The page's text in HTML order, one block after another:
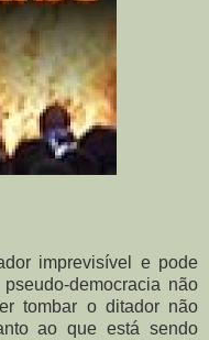
imprevisível e pode
democracia não
tombar o ditador não
ao que está sendo